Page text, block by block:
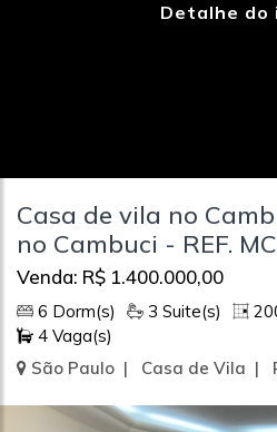
Detalhe do
Casa de vila no
no Cambuci - REF.
Venda: R$ 1.400.000,00
6 Dorm(s) 3 Suite(s)
4 Vaga(s)
São Paulo | Casa de Vila |